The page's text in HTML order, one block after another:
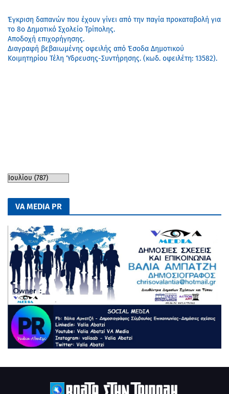
Έγκριση δαπανών που έχουν γίνει από την παγία προκαταβολή για
το 8ο Δημοτικό Σχολείο Τρίπολης.
Αποδοχή επιχορήγησης.
Διαγραφή βεβαιωμένης οφειλής από Έσοδα Δημοτικού
Κοιμητηρίου Τέλη Ύδρευσης-Συντήρησης. (κωδ. οφειλέτη: 13582).
VA MEDIA PR